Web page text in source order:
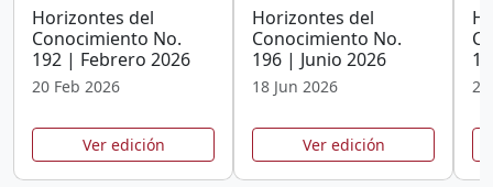
Horizontes del
Conocimiento No.
192 | Febrero 2026
20 Feb 2026
Ver edición
Horizontes del
Conocimiento No.
196 | Junio 2026
18 Jun 2026
Ver edición